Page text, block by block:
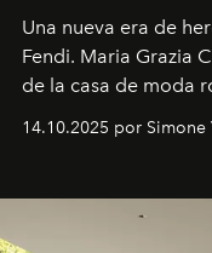
Una nueva era de
Fendi. Maria Grazia
de la casa de moda
14.10.2025 por Simone